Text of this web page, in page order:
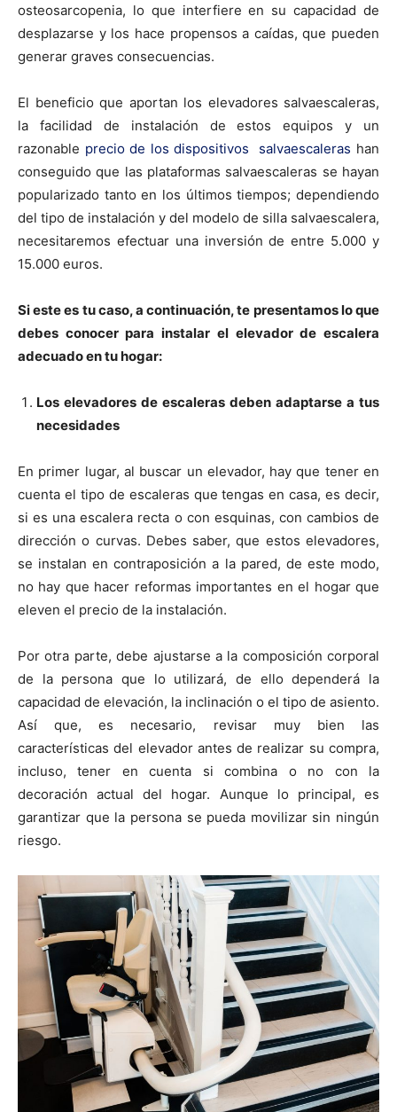
osteosarcopenia, lo que interfiere en su capacidad de
desplazarse y los hace propensos a caídas, que pueden
generar graves consecuencias.
El beneficio que aportan los elevadores salvaescaleras,
la facilidad de instalación de estos equipos y un
razonable precio de los dispositivos salvaescaleras han
conseguido que las plataformas salvaescaleras se hayan
popularizado tanto en los últimos tiempos; dependiendo
del tipo de instalación y del modelo de silla salvaescalera,
necesitaremos efectuar una inversión de entre 5.000 y
15.000 euros.
Si este es tu caso, a continuación, te presentamos lo que
debes conocer para instalar el elevador de escalera
adecuado en tu hogar:
Los elevadores de escaleras deben adaptarse a tus
necesidades
En primer lugar, al buscar un elevador, hay que tener en
cuenta el tipo de escaleras que tengas en casa, es decir,
si es una escalera recta o con esquinas, con cambios de
dirección o curvas. Debes saber, que estos elevadores,
se instalan en contraposición a la pared, de este modo,
no hay que hacer reformas importantes en el hogar que
eleven el precio de la instalación.
Por otra parte, debe ajustarse a la composición corporal
de la persona que lo utilizará, de ello dependerá la
capacidad de elevación, la inclinación o el tipo de asiento.
Así que, es necesario, revisar muy bien las
características del elevador antes de realizar su compra,
incluso, tener en cuenta si combina o no con la
decoración actual del hogar. Aunque lo principal, es
garantizar que la persona se pueda movilizar sin ningún
riesgo.